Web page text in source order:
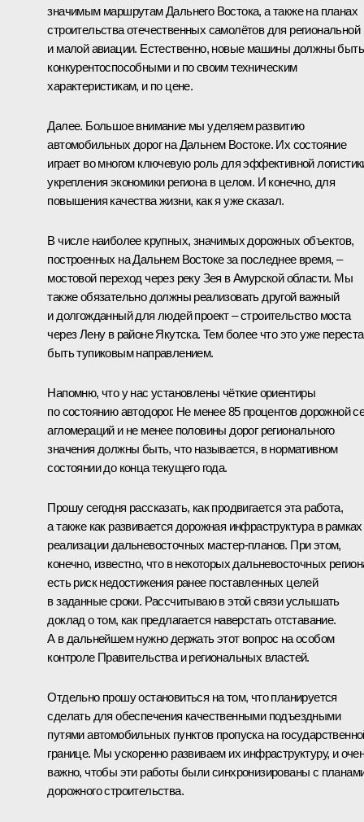
значимым маршрутам Дальнего Востока, а также на планах
строительства отечественных самолётов для региональной
и малой авиации. Естественно, новые машины должны быть
конкурентоспособными и по своим техническим
характеристикам, и по цене.
Далее. Большое внимание мы уделяем развитию
автомобильных дорог на Дальнем Востоке. Их состояние
играет во многом ключевую роль для эффективной
укрепления экономики региона в целом. И конечно, для
повышения качества жизни, как я уже сказал.
В числе наиболее крупных, значимых дорожных объектов,
построенных на Дальнем Востоке за последнее время, –
мостовой переход через реку Зея в Амурской области. Мы
также обязательно должны реализовать другой важный
и долгожданный для людей проект – строительство моста
через Лену в районе Якутска. Тем более что это уже
быть тупиковым направлением.
Напомню, что у нас установлены чёткие ориентиры
по состоянию автодорог. Не менее 85 процентов дорожной
агломераций и не менее половины дорог регионального
значения должны быть, что называется, в нормативном
состоянии до конца текущего года.
Прошу сегодня рассказать, как продвигается эта работа,
а также как развивается дорожная инфраструктура в рамках
реализации дальневосточных мастер-планов. При этом,
конечно, известно, что в некоторых дальневосточных
есть риск недостижения ранее поставленных целей
в заданные сроки. Рассчитываю в этой связи услышать
доклад о том, как предлагается наверстать отставание.
А в дальнейшем нужно держать этот вопрос на особом
контроле Правительства и региональных властей.
Отдельно прошу остановиться на том, что планируется
сделать для обеспечения качественными подъездными
путями автомобильных пунктов пропуска на
границе. Мы ускоренно развиваем их инфраструктуру, и
важно, чтобы эти работы были синхронизированы с
дорожного строительства.